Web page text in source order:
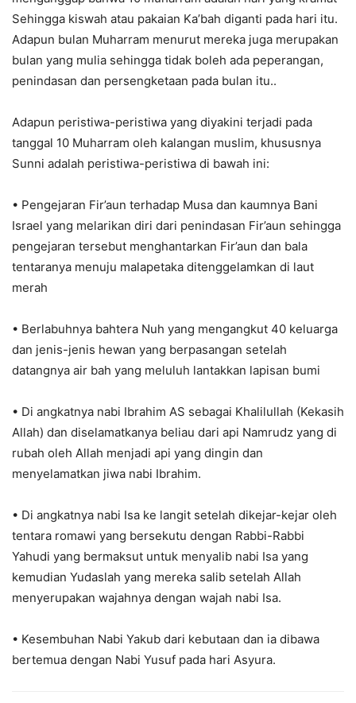
Sehingga kiswah atau pakaian Ka’bah diganti pada hari itu.
Adapun bulan Muharram menurut mereka juga merupakan
bulan yang mulia sehingga tidak boleh ada peperangan,
penindasan dan persengketaan pada bulan itu..
Adapun peristiwa-peristiwa yang diyakini terjadi pada
tanggal 10 Muharram oleh kalangan muslim, khususnya
Sunni adalah peristiwa-peristiwa di bawah ini:
• Pengejaran Fir’aun terhadap Musa dan kaumnya Bani
Israel yang melarikan diri dari penindasan Fir’aun sehingga
pengejaran tersebut menghantarkan Fir’aun dan bala
tentaranya menuju malapetaka ditenggelamkan di laut
merah
• Berlabuhnya bahtera Nuh yang mengangkut 40 keluarga
dan jenis-jenis hewan yang berpasangan setelah
datangnya air bah yang meluluh lantakkan lapisan bumi
• Di angkatnya nabi Ibrahim AS sebagai Khalilullah (Kekasih
Allah) dan diselamatkanya beliau dari api Namrudz yang di
rubah oleh Allah menjadi api yang dingin dan
menyelamatkan jiwa nabi Ibrahim.
• Di angkatnya nabi Isa ke langit setelah dikejar-kejar oleh
tentara romawi yang bersekutu dengan Rabbi-Rabbi
Yahudi yang bermaksut untuk menyalib nabi Isa yang
kemudian Yudaslah yang mereka salib setelah Allah
menyerupakan wajahnya dengan wajah nabi Isa.
• Kesembuhan Nabi Yakub dari kebutaan dan ia dibawa
bertemua dengan Nabi Yusuf pada hari Asyura.